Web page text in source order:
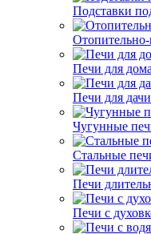
Подставки
Печи для дома
Печи для дачи
Чугунные
Стальные
Печи
Печи с